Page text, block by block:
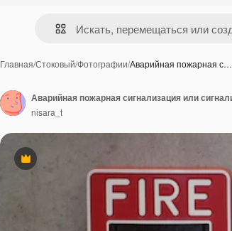
Главная/Стоковый/Фотографии/Аварийная пожарная с…
Премиум
nisara_t